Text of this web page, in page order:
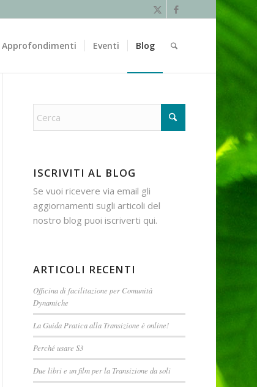
Approfondimenti Eventi Blog
ISCRIVITI AL BLOG
Se vuoi ricevere via email gli
aggiornamenti sugli articoli del
nostro blog puoi iscriverti qui.
ARTICOLI RECENTI
Officina di facilitazione per Comunità
Dynamiche
La Guida Pratica alla Transizione è online!
Perché usare S3
Due libri e un film per la Transizione da soli